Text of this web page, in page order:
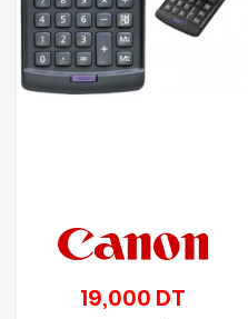
Sécurité
Mobilités
&
19,000 DT